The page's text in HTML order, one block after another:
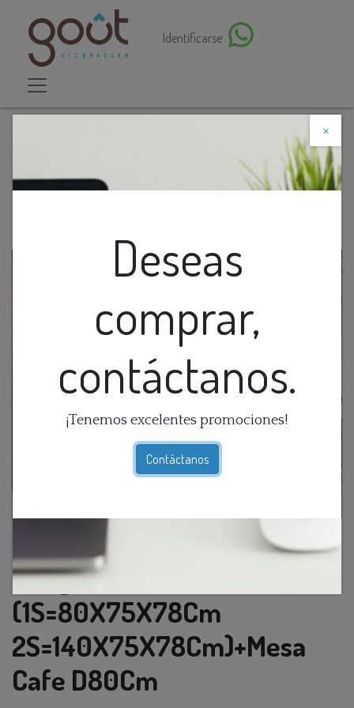
Identificarse
×
Deseas
comprar,
contáctanos.
¡Tenemos excelentes promociones!
Contáctanos
Descuento web
Juego Sofa Ext. 1+1+2 Khaki (1S=80X75X78Cm
Juego Sofa Ext. 1+1+2 Khaki
(1S=80X75X78Cm
2S=140X75X78Cm)+Mesa
Cafe D80Cm